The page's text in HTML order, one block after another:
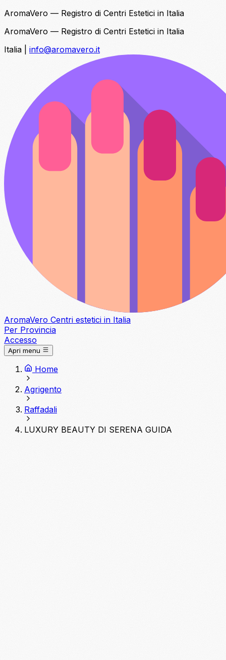
AromaVero — Registro di Centri Estetici in Italia
AromaVero — Registro di Centri Estetici in Italia
Italia
info@aromavero.it
AromaVero Centri estetici in Italia
Per Provincia
Accesso
Apri menu
Home
Agrigento
Raffadali
LUXURY BEAUTY DI SERENA GUIDA